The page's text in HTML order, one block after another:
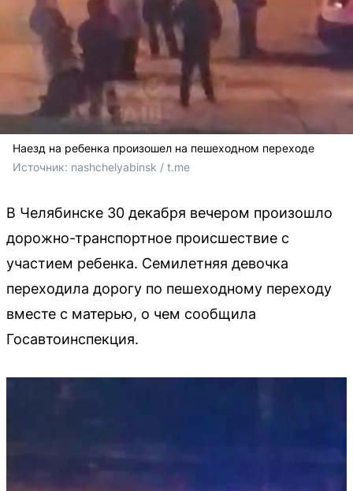
Наезд на ребенка произошел на пешеходном переходе
Источник: nashchelyabinsk / t.me
В Челябинске 30 декабря вечером произошло
дорожно-транспортное происшествие с
участием ребенка. Семилетняя девочка
переходила дорогу по пешеходному переходу
вместе с матерью, о чем сообщила
Госавтоинспекция.